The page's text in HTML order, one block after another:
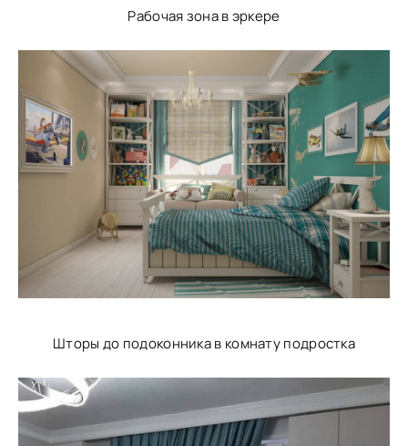
Рабочая зона в эркере
Шторы до подоконника в комнату подростка